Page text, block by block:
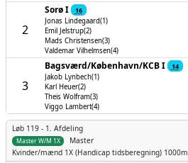
2
Sorø I
16
Jonas Lindegaard(1)
Emil Jelstrup(2)
Mads Christensen(3)
Valdemar Vilhelmsen(4)
3
Bagsværd/­København/­KCB I
14
Jakob Lynbech(1)
Karl Heuer(2)
Theis Wolfram(3)
Viggo Lambert(4)
Løb 119 - 1. Afdeling
Master
Master W/M 1X
Kvinder/mænd 1X (Handicap tidsberegning) 1000m